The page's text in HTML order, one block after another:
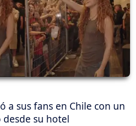
a sus fans en Chile con un
su hotel